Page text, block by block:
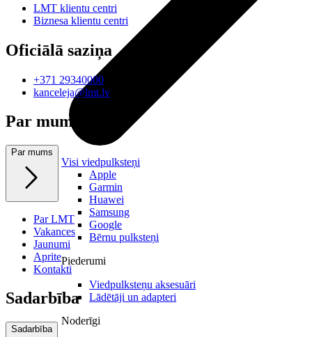
Visi viedpulksteņi
Apple
Garmin
Huawei
Samsung
Google
Bērnu pulksteņi
Piederumi
Viedpulksteņu aksesuāri
Lādētāji un adapteri
Noderīgi
LMT klientu centri
Biznesa klientu centri
Oficiālā saziņa
+371 29340000
kanceleja@lmt.lv
Par mums
Par mums
Par LMT
Vakances
Jaunumi
Aprite
Kontakti
Sadarbība
Sadarbība